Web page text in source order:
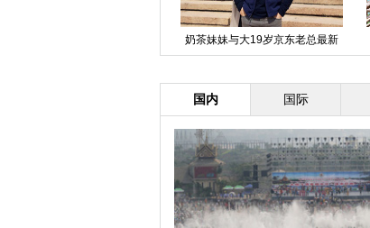
奶茶妹妹与大19岁京东老总最新
恩爱照
国内 国际